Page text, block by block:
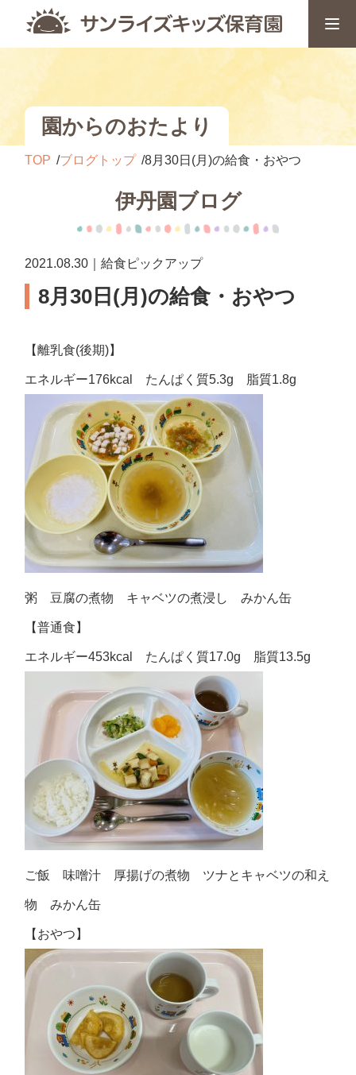
園からのおたより
TOP ブログトップ 8月30日(月)の給食・おやつ
伊丹園ブログ
2021.08.30｜給食ピックアップ
8月30日(月)の給食・おやつ
【離乳食(後期)】
エネルギー176kcal たんぱく質5.3g 脂質1.8g
粥 豆腐の煮物 キャベツの煮浸し みかん缶
【普通食】
エネルギー453kcal たんぱく質17.0g 脂質13.5g
ご飯 味噌汁 厚揚げの煮物 ツナとキャベツの和え
物 みかん缶
【おやつ】